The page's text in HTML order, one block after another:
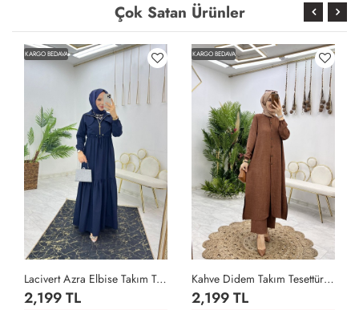
Çok Satan Ürünler
KARGO BEDAVA
Lacivert Azra Elbise Takım Tesettür Giyim Lacivert
2,199 TL
KARGO BEDAVA
Kahve Didem Takım Tesettür Giyim Kahverengi
2,199 TL